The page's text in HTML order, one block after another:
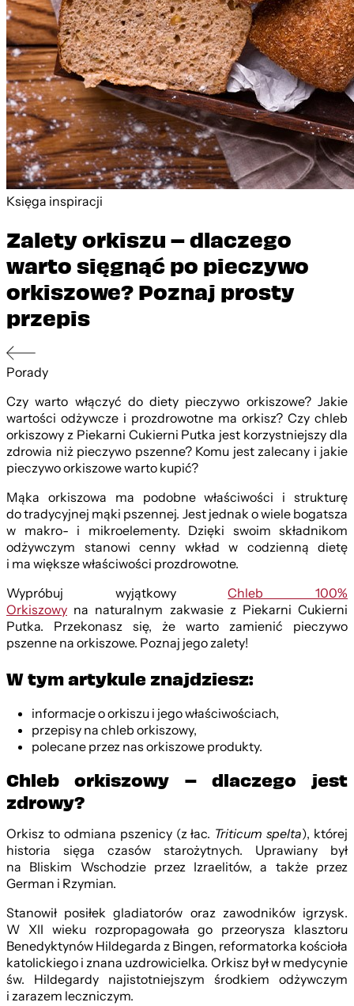
Księga inspiracji
Zalety orkiszu – dlaczego
warto sięgnąć po pieczywo
orkiszowe? Poznaj prosty
przepis
Porady
Czy warto włączyć do diety pieczywo orkiszowe? Jakie
wartości odżywcze i prozdrowotne ma orkisz? Czy chleb
orkiszowy z Piekarni Cukierni Putka jest korzystniejszy dla
zdrowia niż pieczywo pszenne? Komu jest zalecany i jakie
pieczywo orkiszowe warto kupić?
Mąka orkiszowa ma podobne właściwości i strukturę
do tradycyjnej mąki pszennej. Jest jednak o wiele bogatsza
w makro- i mikroelementy. Dzięki swoim składnikom
odżywczym stanowi cenny wkład w codzienną dietę
i ma większe właściwości prozdrowotne.
Wypróbuj wyjątkowyChleb 100%
Orkiszowy na naturalnym zakwasie z Piekarni Cukierni
Putka. Przekonasz się, że warto zamienić pieczywo
pszenne na orkiszowe. Poznaj jego zalety!
W tym artykule znajdziesz:
informacje o orkiszu i jego właściwościach,
przepisy na chleb orkiszowy,
polecane przez nas orkiszowe produkty.
Chleb orkiszowy – dlaczego jest
zdrowy?
Orkisz to odmiana pszenicy (z łac. Triticum spelta), której
historia sięga czasów starożytnych. Uprawiany był
na Bliskim Wschodzie przez Izraelitów, a także przez
German i Rzymian.
Stanowił posiłek gladiatorów oraz zawodników igrzysk.
W XII wieku rozpropagowała go przeorysza klasztoru
Benedyktynów Hildegarda z Bingen, reformatorka kościoła
katolickiego i znana uzdrowicielka. Orkisz był w medycynie
św. Hildegardy najistotniejszym środkiem odżywczym
i zarazem leczniczym.